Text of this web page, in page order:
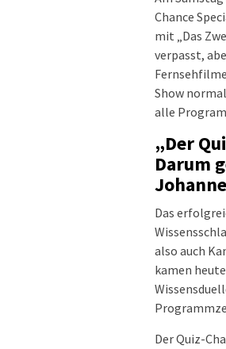
Chance
mit „Das
verpasst,
Show
alle
„Der
Darum
Das
also auch
kamen
Der Quiz-